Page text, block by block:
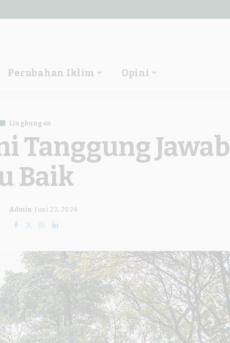
Perubahan Iklim Opini
Lingkungan
Tanggung Jawab
Baik
Posted
by
Admin Juni 23, 2024